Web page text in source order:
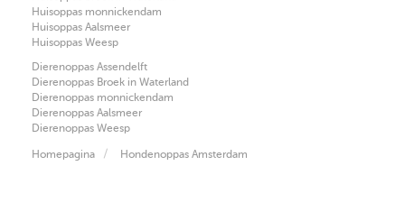
Huisoppas monnickendam
Huisoppas Aalsmeer
Huisoppas Weesp
Dierenoppas Assendelft
Dierenoppas Broek in Waterland
Dierenoppas monnickendam
Dierenoppas Aalsmeer
Dierenoppas Weesp
Homepagina Hondenoppas Amsterdam